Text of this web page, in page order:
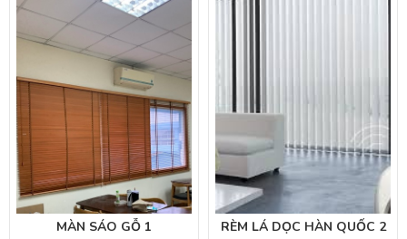
MÀN SÁO GỖ 1 RÈM LÁ DỌC HÀN QUỐC 2